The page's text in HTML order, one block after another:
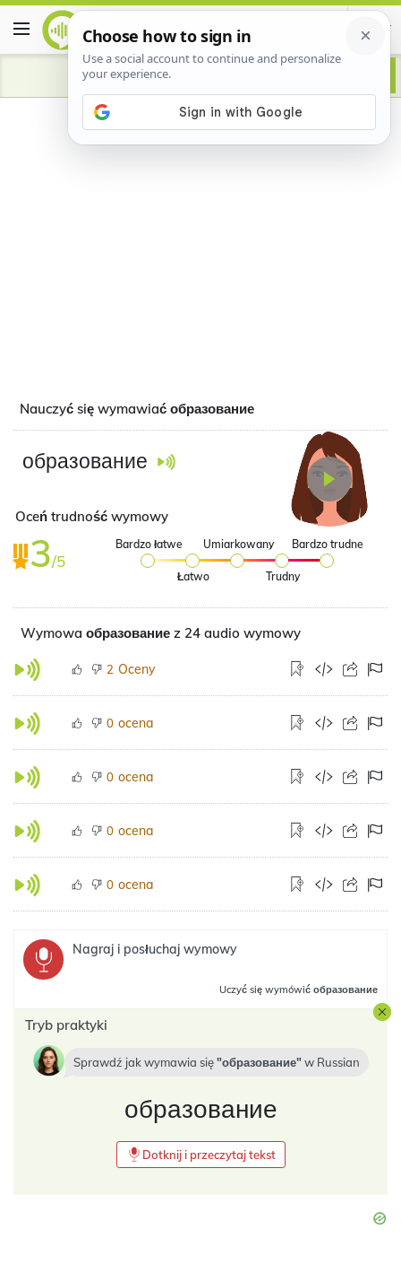
Nauczyć się wymawiać образование
образование
Oceń trudność wymowy
3/5
Bardzo łatwe
Łatwo
Umiarkowany
Trudny
Bardzo trudne
Wymowa образование z 24 audio wymowy
2 Oceny
0 ocena
0 ocena
0 ocena
0 ocena
Nagraj i posłuchaj wymowy
Uczyć się wymówić образование
Tryb praktyki
Sprawdź jak wymawia się образование w Russian
образование
Dotknij i przeczytaj tekst